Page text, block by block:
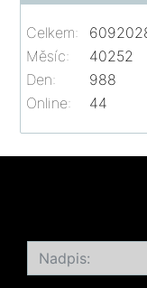
Online: 44
Celkem:
Měsíc:
40252
Den:
988